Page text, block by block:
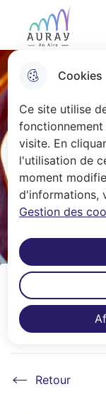
Cookies
Ce site utilise
visite. En
l'utilisation de
moment
d'informations,
Gestion des
Aller
au
menu
Ville Auray
Les
musique
Accueil